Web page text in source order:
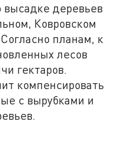
высадке деревьев
Ковровском
планам, к
лесов
гектаров.
компенсировать
с вырубками и